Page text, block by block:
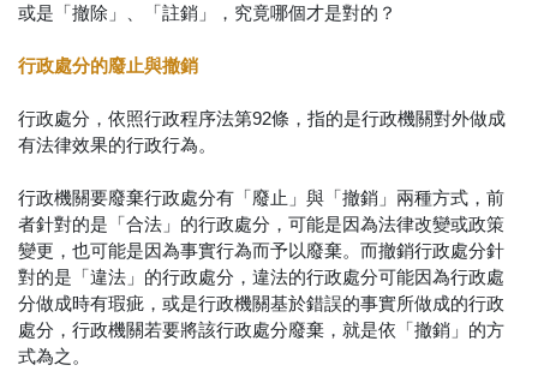
或是「撤除」、「註銷」，究竟哪個才是對的？
行政處分的廢止與撤銷
行政處分，依照行政程序法第92條，指的是行政機關對外做成
有法律效果的行政行為。
行政機關要廢棄行政處分有「廢止」與「撤銷」兩種方式，前
者針對的是「合法」的行政處分，可能是因為法律改變或政策
變更，也可能是因為事實行為而予以廢棄。而撤銷行政處分針
對的是「違法」的行政處分，違法的行政處分可能因為行政處
分做成時有瑕疵，或是行政機關基於錯誤的事實所做成的行政
處分，行政機關若要將該行政處分廢棄，就是依「撤銷」的方
式為之。